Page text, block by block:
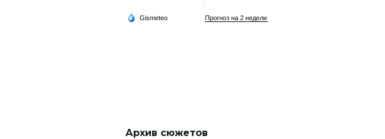
Архив сюжетов